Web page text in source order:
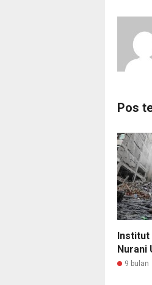
Pos
Institut
Nurani
9 bulan